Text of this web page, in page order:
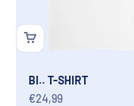
BI.. T-SHIRT
Angebot
€24,99